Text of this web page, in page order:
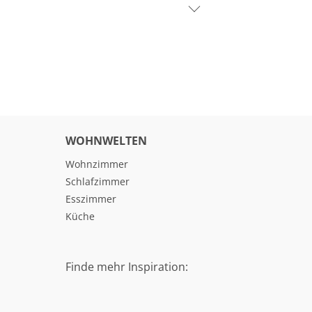
WOHNWELTEN
Wohnzimmer
Schlafzimmer
Esszimmer
Küche
Finde mehr Inspiration: